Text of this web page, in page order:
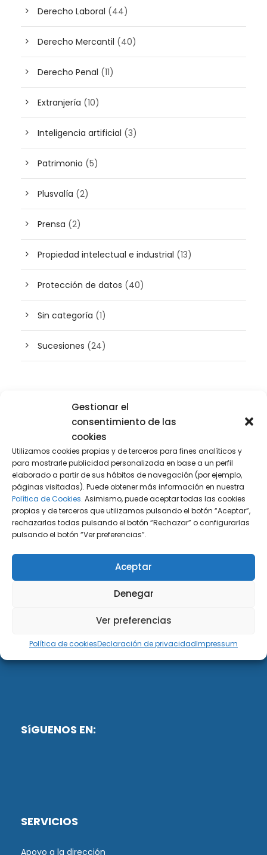
Gestionar el
consentimiento de las
cookies
Utilizamos cookies propias y de terceros para fines analíticos y
para mostrarle publicidad personalizada en base a un perfil
elaborado a partir de sus hábitos de navegación (por ejemplo,
páginas visitadas). Puede obtener más información en nuestra
Política de Cookies. Asimismo, puede aceptar todas las cookies
propias y de terceros que utilizamos pulsando el botón “Aceptar”,
rechazarlas todas pulsando el botón “Rechazar” o configurarlas
pulsando el botón “Ver preferencias”.
Aceptar
Denegar
Ver preferencias
Política de cookiesDeclaración de privacidadImpressum
Derecho Laboral (44)
Derecho Mercantil (40)
Derecho Penal (11)
Extranjería (10)
Inteligencia artificial (3)
Patrimonio (5)
Plusvalía (2)
Prensa (2)
Propiedad intelectual e industrial (13)
Protección de datos (40)
Sin categoría (1)
Sucesiones (24)
Buscador de artículos
DiG ABOGADOS
DiG Abogados es un despacho de abogados
multidisciplinar especializado en las materias de
fiscalidad y mercantil. Llevamos más de 50 años al
SíGUENOS EN:
SERVICIOS
Apoyo a la dirección